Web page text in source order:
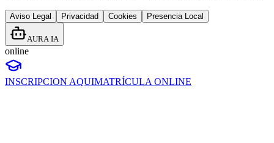
Aviso Legal Privacidad Cookies Presencia Local
AURA IA
online
INSCRIPCION AQUIMATRÍCULA ONLINE